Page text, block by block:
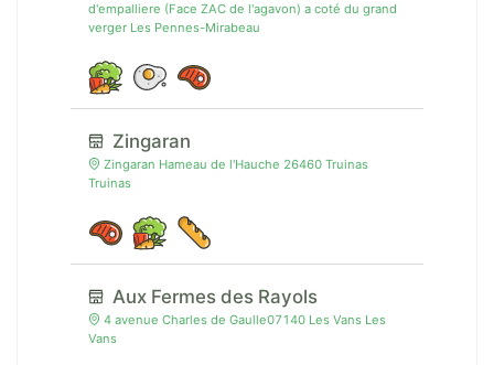
d'empalliere (Face ZAC de l'agavon) a coté du grand
verger Les Pennes-Mirabeau
Zingaran
Zingaran Hameau de l'Hauche 26460 Truinas
Truinas
Aux Fermes des Rayols
4 avenue Charles de Gaulle07140 Les Vans Les
Vans